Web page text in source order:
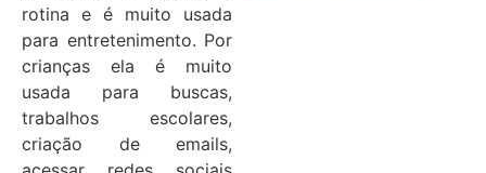
rotina e é muito usada
para entretenimento. Por
crianças ela é muito
usada para buscas,
trabalhos escolares,
criação de emails,